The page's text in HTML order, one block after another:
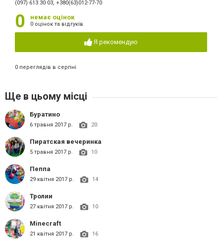
(097) 613 30 03, +380(63)012-77-70
0 немає оцінок
0 оцінок та відгуків
Я рекомендую
0 переглядів в серпні
Ще в цьому місці
Буратино
6 травня 2017 р. 20
Пиратская вечеринка
5 травня 2017 р. 10
Пеппа
29 квітня 2017 р. 14
Тролии
27 квітня 2017 р. 10
Minecraft
21 квітня 2017 р. 16